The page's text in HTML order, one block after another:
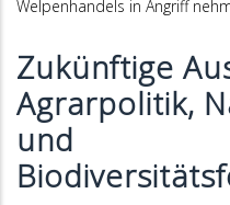
Welpenhandels in Angriff
Zukünftige
Agrarpolitik,
und